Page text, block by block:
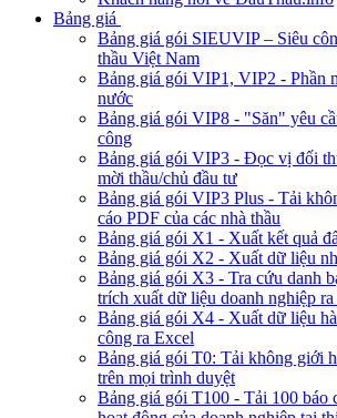
Bảng giá
Bảng giá gói SIEUVIP – Siêu
thầu Việt Nam
Bảng giá gói VIP1, VIP2 - Phần
nước
Bảng giá gói VIP8 - "Săn" yêu
công
Bảng giá gói VIP3 - Đọc vị đối
mời thầu/chủ đầu tư
Bảng giá gói VIP3 Plus - Tải
cáo PDF của các nhà thầu
Bảng giá gói X1 - Xuất kết quả
Bảng giá gói X2 - Xuất dữ liệu
Bảng giá gói X3 - Tra cứu danh
trích xuất dữ liệu doanh nghiệp ra
Bảng giá gói X4 - Xuất dữ liệu
công ra Excel
Bảng giá gói T0: Tải không giới
trên mọi trình duyệt
Bảng giá gói T100 - Tải 100 báo